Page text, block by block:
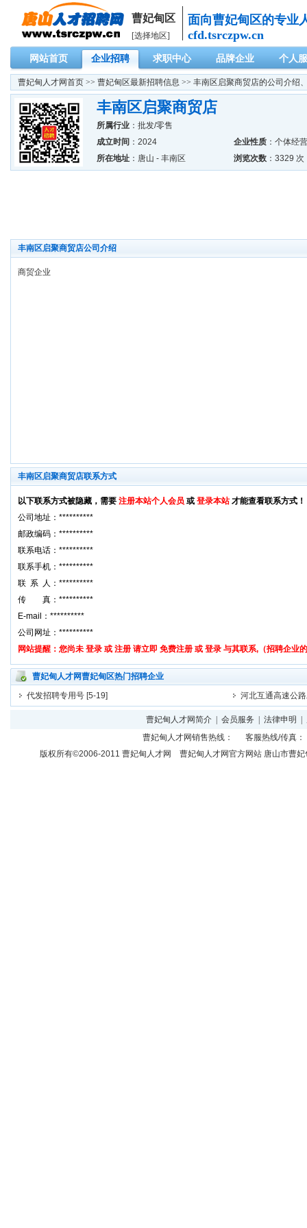
曹妃甸区
[选择地区]
面向曹妃甸区的专业
cfd.tsrczpw.cn
网站首页 企业招聘 求职中心 品牌企业 个人
曹妃甸人才网首页 >> 曹妃甸区最新招聘信息 >> 丰南区启聚商贸店的公司介绍
丰南区启聚商贸店
所属行业 ： 批发/零售
成立时间 ：2024 企业性质 ：个体经营
所在地址 ：唐山 - 丰南区 浏览次数 ：3329 次
丰南区启聚商贸店公司介绍
商贸企业
丰南区启聚商贸店联系方式
曹妃甸人才网曹妃甸区热门招聘企业
代发招聘专用号 [5-19] 河北互通高速公
曹妃甸人才网简介 会员服务 法律申明
曹妃甸人才网销售热线： 客服热线/传真
版权所有©2006-2011 曹妃甸人才网 曹妃甸人才网官方网站 唐山市曹